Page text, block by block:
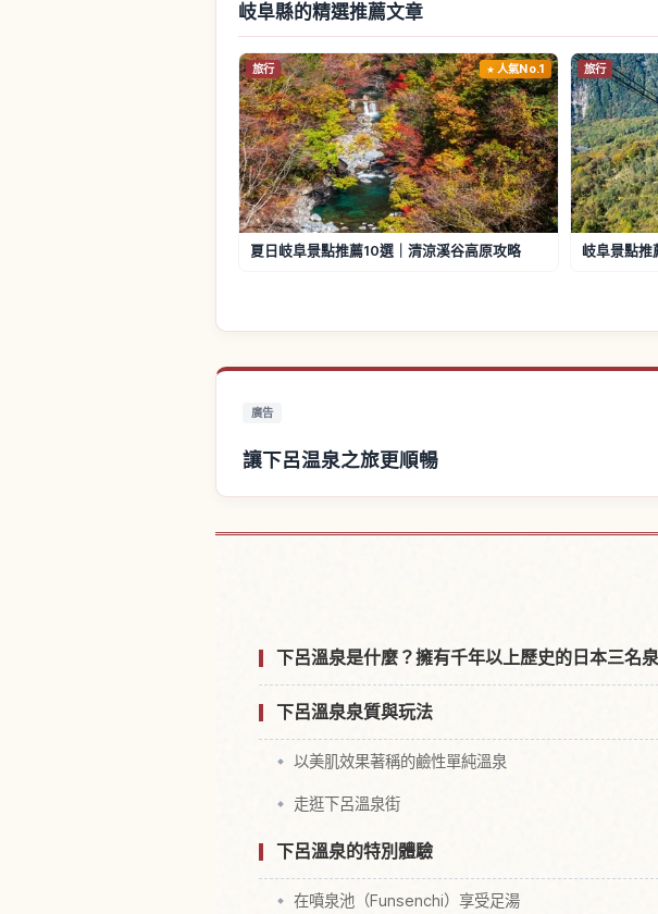
岐阜縣的精選推薦文章
旅行 人氣No.1
夏日岐阜景點推薦10選｜清涼溪谷高原攻略
旅行
岐阜景點推
廣告
讓下呂温泉之旅更順暢
下呂溫泉是什麼？擁有千年以上歷史的日本三名泉
下呂溫泉泉質與玩法
以美肌效果著稱的鹼性單純溫泉
走逛下呂溫泉街
下呂溫泉的特別體驗
在噴泉池（Funsenchi）享受足湯